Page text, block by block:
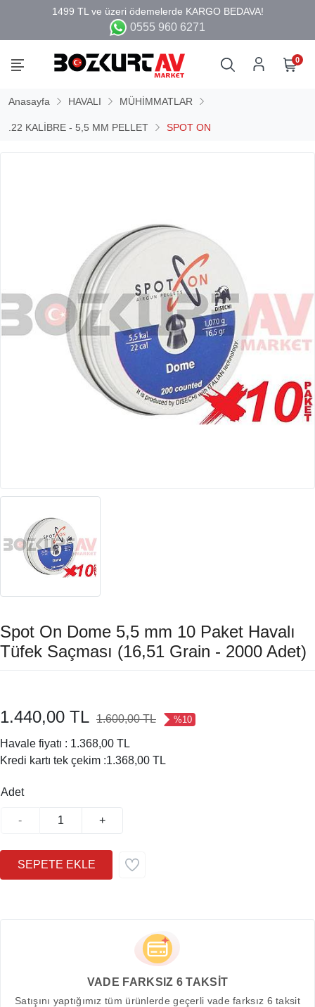
0555 960 6271
0
Anasayfa HAVALI MÜHİMMATLAR
.22 KALİBRE - 5,5 MM PELLET SPOT ON
Spot On Dome 5,5 mm 10 Paket Havalı
Tüfek Saçması (16,51 Grain - 2000 Adet)
1.440,00 TL 1.600,00 TL %10
Havale fiyatı : 1.368,00 TL
Kredi kartı tek çekim :1.368,00 TL
Adet
- +
VADE FARKSIZ 6 TAKSİT
Satışını yaptığımız tüm ürünlerde geçerli vade farksız 6 taksit